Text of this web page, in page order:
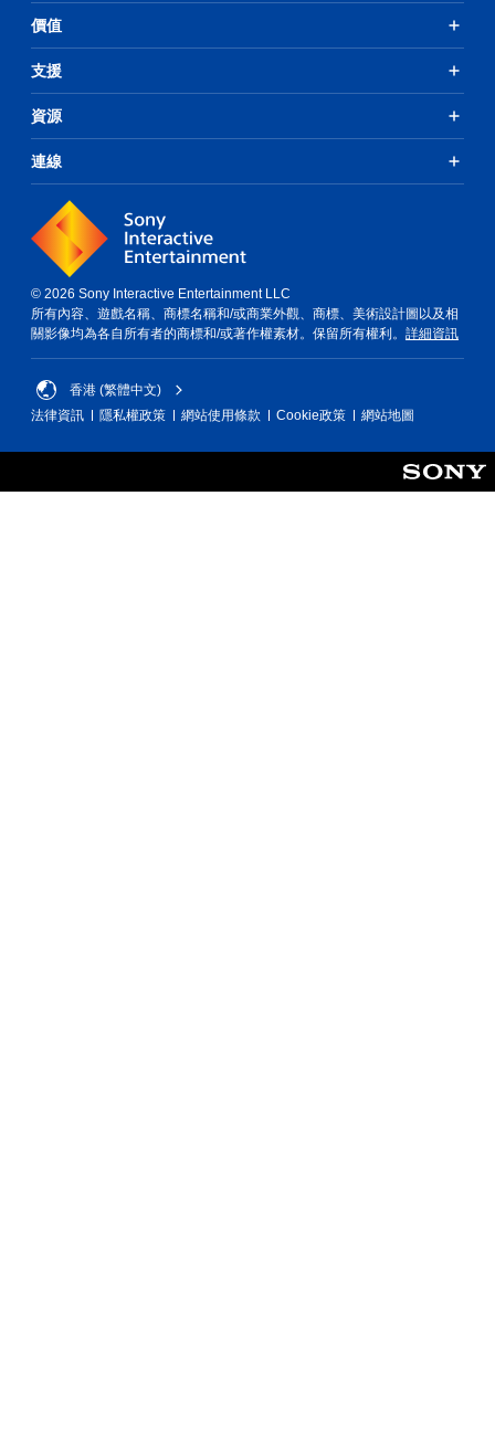
價值
支援
資源
連線
© 2026 Sony Interactive Entertainment LLC
所有內容、遊戲名稱、商標名稱和/或商業外觀、商標、美術設計圖以及相
關影像均為各自所有者的商標和/或著作權素材。保留所有權利。 詳細資訊
香港 (繁體中文)
法律資訊
隱私權政策 網站使用條款 Cookie政策 網站地圖